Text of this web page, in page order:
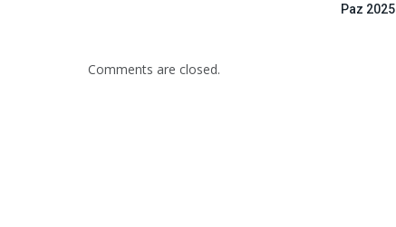
Paz 2025
Comments are closed.